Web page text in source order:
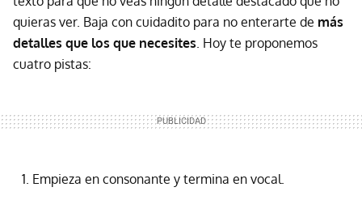
quieras ver. Baja con cuidadito para no enterarte de más
detalles que los que necesites . Hoy te proponemos
cuatro pistas:
Empieza en consonante y termina en vocal.